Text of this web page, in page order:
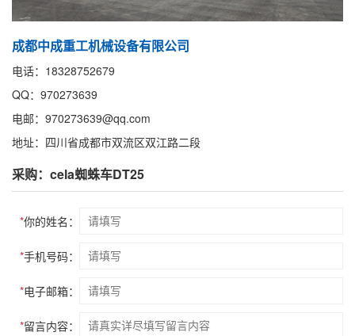
成都中成重工机械设备有限公司
电话：18328752679
QQ：970273639
电邮：970273639@qq.com
地址：四川省成都市双流区双江路二段
采购：cela蜘蛛车DT25
*你的姓名：
*手机号码：
*电子邮箱：
*留言内容：